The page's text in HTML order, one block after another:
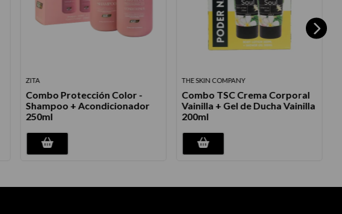
ZITA
Combo Protección Color -
Shampoo + Acondicionador
250ml
THE SKIN COMPANY
Combo TSC Crema Corporal
Vainilla + Gel de Ducha Vainilla
200ml